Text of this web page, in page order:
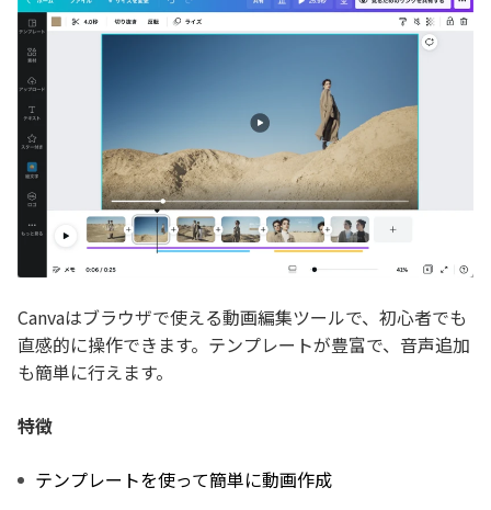
Canvaはブラウザで使える動画編集ツールで、初心者でも
直感的に操作できます。テンプレートが豊富で、音声追加
も簡単に行えます。
特徴
テンプレートを使って簡単に動画作成